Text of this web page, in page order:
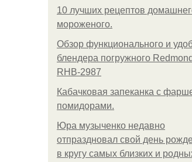
10 лучших рецептов
мороженого.
Обзор функционального и
блендера погружного Redmond
RHB-2987
Кабачковая запеканка с
помидорами.
Юра музыченко недавно
отпраздновал свой день
в кругу самых близких и